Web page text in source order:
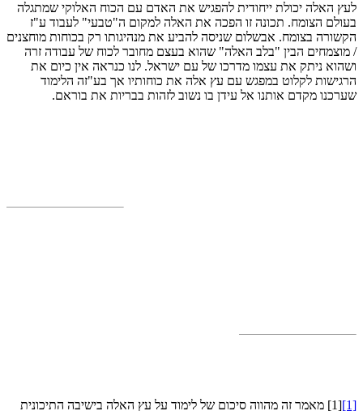
האלה יכולת ייחודית להפגיש את האדם עם הכוח האלוקי שמתגלה
הצומח. תכונה זו הפכה את האלה למקום ה"טבעי" לעבוד ע"ז
בצומח. אבשלום שניסה להביע את מנהיגותו רק בכוחות מוחצנים
הבין "בלב האלה" שהוא בעצם מחובר לכוח של עבודה זרה
ניתק את עצמו מדרכו של עם ישראל. לנו כנראה אין כיום את
לקלוט במפגש עם עץ אלה את כוחותיו אך בע"זה הלימוד
מקדם אותנו אל עידן בו נשוב לזהות בבריות את בוראם.
[1] מאמר זה מהווה סיכום של לימוד על עץ האלה בישיבה התיכונית